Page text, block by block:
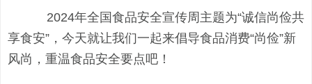
2024年全国食品安全宣传周主题为“诚信尚俭共
享食安”，今天就让我们一起来倡导食品消费“尚俭”新
风尚，重温食品安全要点吧！